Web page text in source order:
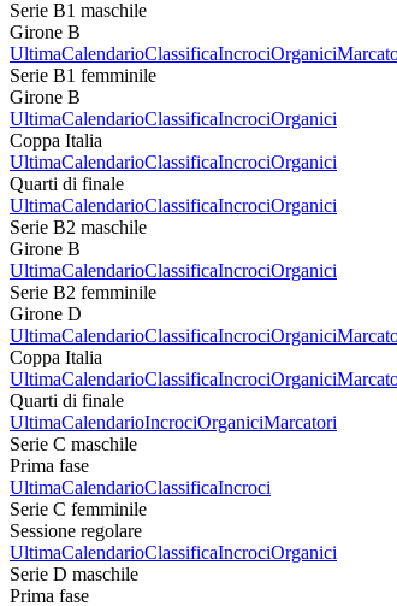
Serie B1 maschile
Girone B
UltimaCalendarioClassificaIncrociOrganici
Serie B1 femminile
Girone B
UltimaCalendarioClassificaIncrociOrganici
Coppa Italia
UltimaCalendarioClassificaIncrociOrganici
Quarti di finale
UltimaCalendarioClassificaIncrociOrganici
Serie B2 maschile
Girone B
UltimaCalendarioClassificaIncrociOrganici
Serie B2 femminile
Girone D
UltimaCalendarioClassificaIncrociOrganici
Coppa Italia
UltimaCalendarioClassificaIncrociOrganici
Quarti di finale
UltimaCalendarioIncrociOrganiciMarcatori
Serie C maschile
Prima fase
UltimaCalendarioClassificaIncroci
Serie C femminile
Sessione regolare
UltimaCalendarioClassificaIncrociOrganici
Serie D maschile
Prima fase